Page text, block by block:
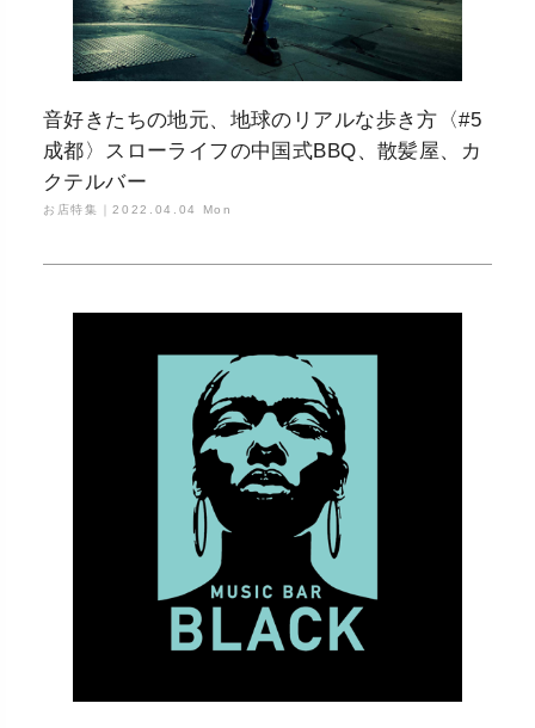
音好きたちの地元、地球のリアルな歩き方〈#5
成都〉スローライフの中国式BBQ、散髪屋、カ
クテルバー
お店特集｜2022.04.04 Mon